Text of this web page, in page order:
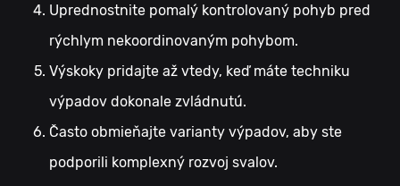
Uprednostnite pomalý kontrolovaný pohyb pred
rýchlym nekoordinovaným pohybom.
Výskoky pridajte až vtedy, keď máte techniku
výpadov dokonale zvládnutú.
Často obmieňajte varianty výpadov, aby ste
podporili komplexný rozvoj svalov.